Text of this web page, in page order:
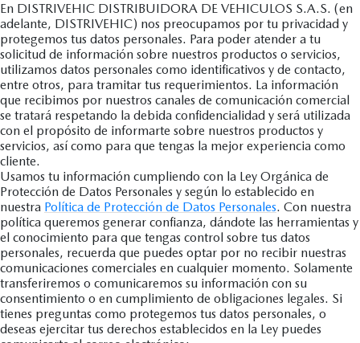
En DISTRIVEHIC DISTRIBUIDORA DE VEHICULOS S.A.S. (en
adelante, DISTRIVEHIC) nos preocupamos por tu privacidad y
protegemos tus datos personales. Para poder atender a tu
solicitud de información sobre nuestros productos o servicios,
utilizamos datos personales como identificativos y de contacto,
entre otros, para tramitar tus requerimientos. La información
que recibimos por nuestros canales de comunicación comercial
se tratará respetando la debida confidencialidad y será utilizada
con el propósito de informarte sobre nuestros productos y
servicios, así como para que tengas la mejor experiencia como
cliente.
Usamos tu información cumpliendo con la Ley Orgánica de
Protección de Datos Personales y según lo establecido en
nuestra Política de Protección de Datos Personales. Con nuestra
política queremos generar confianza, dándote las herramientas y
el conocimiento para que tengas control sobre tus datos
personales, recuerda que puedes optar por no recibir nuestras
comunicaciones comerciales en cualquier momento. Solamente
transferiremos o comunicaremos su información con su
consentimiento o en cumplimiento de obligaciones legales. Si
tienes preguntas como protegemos tus datos personales, o
deseas ejercitar tus derechos establecidos en la Ley puedes